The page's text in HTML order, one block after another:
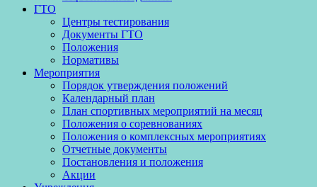
ГТО
Центры тестирования
Документы ГТО
Положения
Нормативы
Мероприятия
Порядок утверждения положений
Календарный план
План спортивных мероприятий на месяц
Положения о соревнованиях
Положения о комплексных мероприятиях
Отчетные документы
Постановления и положения
Акции